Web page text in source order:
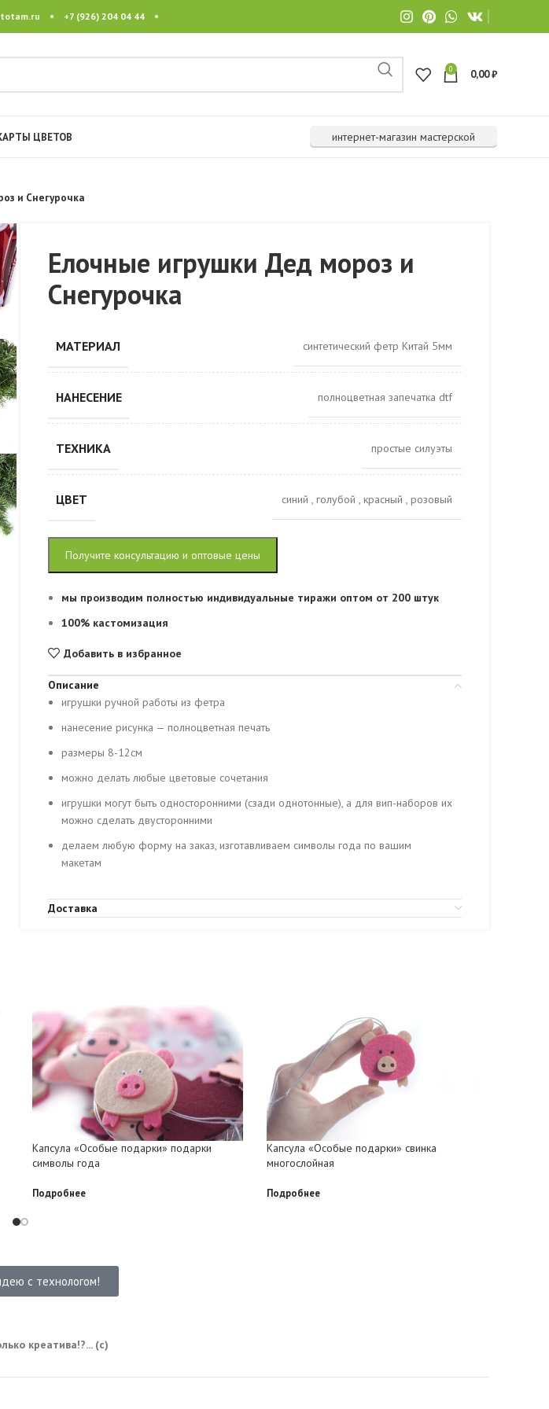
• +7 (926) 204 04 44 •
0 0,00₽
ЦВЕТОВ интернет-магазин мастерской
и Снегурочка
Елочные игрушки Дед мороз и
Снегурочка
МАТЕРИАЛ синтетический фетр Китай 5мм
НАНЕСЕНИЕ полноцветная запечатка dtf
ТЕХНИКА простые силуэты
ЦВЕТ cиний , голубой , красный , розовый
Получите консультацию и оптовые цены
мы производим полностью индивидуальные тиражи оптом от 200 штук
100% кастомизация
Добавить в избранное
Описание
игрушки ручной работы из фетра
нанесение рисунка — полноцветная печать
размеры 8-12см
можно делать любые цветовые сочетания
игрушки могут быть односторонними (сзади однотонные), а для вип-наборов их
можно сделать двусторонними
делаем любую форму на заказ, изготавливаем символы года по вашим
макетам
Доставка
Капсула «Особые подарки» подарки
символы года
Подробнее
Капсула «Особые подарки» свинка
многослойная
Подробнее
с технологом!
креатива!?... (с)